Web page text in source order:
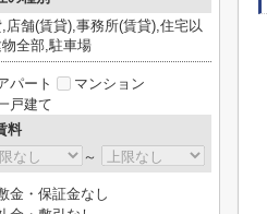
店舗(賃貸),事務所(賃貸),住宅以
全部,駐車場
パート
マンション
戸建て
料
～
金・保証金なし